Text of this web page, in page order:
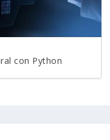
con Python